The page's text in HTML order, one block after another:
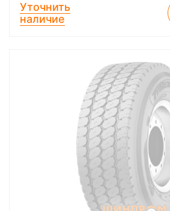
Уточнить
наличие